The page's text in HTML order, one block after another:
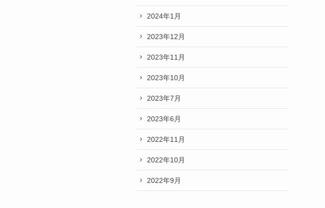
2024年1月
2023年12月
2023年11月
2023年10月
2023年7月
2023年6月
2022年11月
2022年10月
2022年9月